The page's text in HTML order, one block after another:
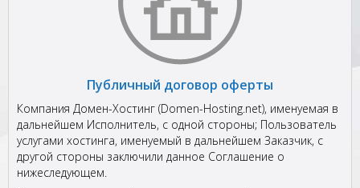
Публичный договор оферты
Компания Домен-Хостинг (Domen-Hosting.net), именуемая в
дальнейшем Исполнитель, с одной стороны; Пользователь
услугами хостинга, именуемый в дальнейшем Заказчик, с
другой стороны заключили данное Соглашение о
нижеследующем.